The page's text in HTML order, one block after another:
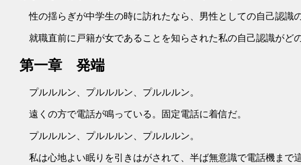
性の揺らぎが中学生の時に訪れたなら、男性としての自己認識
就職直前に戸籍が女であることを知らされた私の自己認識がど
第一章 発端
プルルルン、プルルルン、プルルルン。
遠くの方で電話が鳴っている。固定電話に着信だ。
プルルルン、プルルルン、プルルルン。
私は心地よい眠りを引きはがされて、半ば無意識で電話機まで